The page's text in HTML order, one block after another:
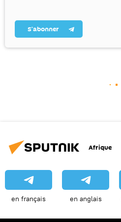
S’abonner
Afrique
en français en anglais